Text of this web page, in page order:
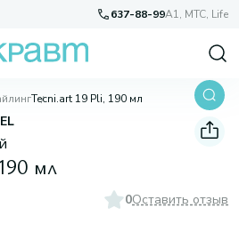
637-88-99A1, МТС, Life
Tecni.art 19 Pli, 190 мл
мл
0Оставить отзыв